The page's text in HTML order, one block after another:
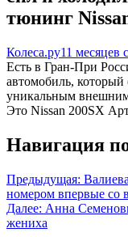
тюнинг
Колеса.ру11 месяцев
Есть в Гран-При
автомобиль, который
уникальным
Это Nissan 200SX
Навигация
Предыдущая:
номером впервые со
Далее: Анна
жениха